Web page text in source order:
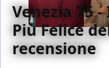
Venezia 75 -
Più Felice
recensione